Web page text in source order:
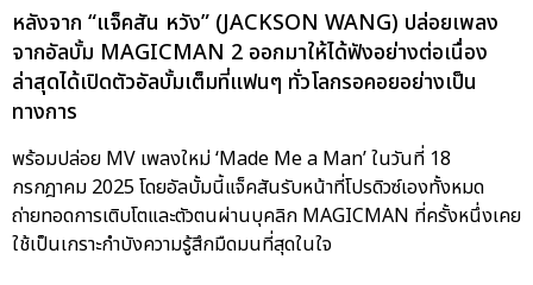
หลังจาก “แจ็คสัน หวัง” (JACKSON WANG) ปล่อยเพลง
จากอัลบั้ม MAGICMAN 2 ออกมาให้ได้ฟังอย่างต่อเนื่อง
ล่าสุดได้เปิดตัวอัลบั้มเต็มที่แฟนๆ ทั่วโลกรอคอยอย่างเป็น
ทางการ
พร้อมปล่อย MV เพลงใหม่ ‘Made Me a Man’ ในวันที่ 18
กรกฎาคม 2025 โดยอัลบั้มนี้แจ็คสันรับหน้าที่โปรดิวซ์เองทั้งหมด
ถ่ายทอดการเติบโตและตัวตนผ่านบุคลิก MAGICMAN ที่ครั้งหนึ่งเคย
ใช้เป็นเกราะกำบังความรู้สึกมืดมนที่สุดในใจ